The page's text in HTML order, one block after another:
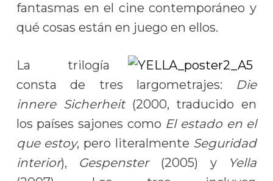
fantasmas en el cine contemporáneo y
qué cosas están en juego en ellos.
La trilogía
consta de tres largometrajes: Die
innere Sicherheit(2000, traducido en
los países sajones como El estado en el
que estoy, pero literalmente Seguridad
interior), Gespenster(2005) y
Yella